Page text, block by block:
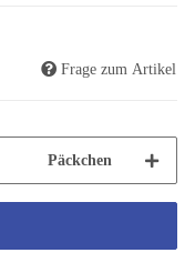
Frage zum Artikel
Päckchen